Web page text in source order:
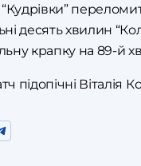
десять хвилин
крапку на 89-й
підопічні Віталія